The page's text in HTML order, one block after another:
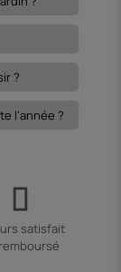
?
l'année ?
satisfait